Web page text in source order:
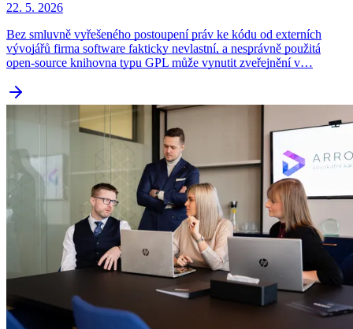
22. 5. 2026
Bez smluvně vyřešeného postoupení práv ke kódu od externích
vývojářů firma software fakticky nevlastní, a nesprávně použitá
open-source knihovna typu GPL může vynutit zveřejnění v…